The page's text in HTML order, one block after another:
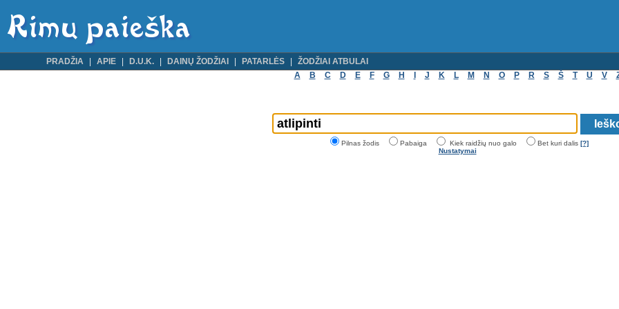
PRADŽIA APIE D.U.K. DAINŲ ŽODŽIAI PATARLĖS
ŽODŽIAI ATBULAI
A
B C D E F G H J K L M N O P R S Š T U V
Pilnas žodis Pabaiga Kiek raidžių nuo galo Bet kuri dalis [?]
Nustatymai